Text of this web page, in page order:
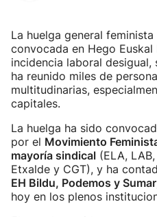
La huelga general
convocada en Hego
incidencia laboral desigual,
ha reunido miles de
multitudinarias,
capitales.
La huelga ha sido
por el Movimiento
mayoría sindical (ELA,
Etxalde y CGT), y ha
EH Bildu, Podemos y Sumar
hoy en los plenos